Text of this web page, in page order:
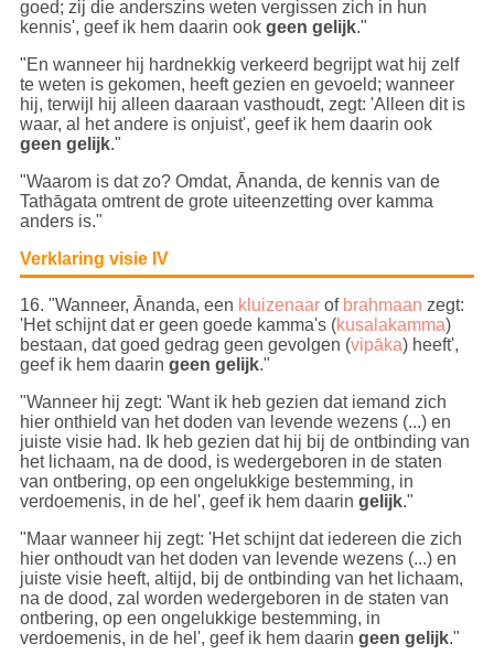
goed; zij die anderszins weten vergissen zich in hun
kennis', geef ik hem daarin ook geen gelijk."
"En wanneer hij hardnekkig verkeerd begrijpt wat hij zelf
te weten is gekomen, heeft gezien en gevoeld; wanneer
hij, terwijl hij alleen daaraan vasthoudt, zegt: 'Alleen dit is
waar, al het andere is onjuist', geef ik hem daarin ook
geen gelijk."
"Waarom is dat zo? Omdat, Ānanda, de kennis van de
Tathāgata omtrent de grote uiteenzetting over kamma
anders is."
Verklaring visie IV
16. "Wanneer, Ānanda, een kluizenaarof brahmaan zegt:
'Het schijnt dat er geen goede kamma's (kusalakamma)
bestaan, dat goed gedrag geen gevolgen (vipāka) heeft',
geef ik hem daarin geen gelijk."
"Wanneer hij zegt: 'Want ik heb gezien dat iemand zich
hier onthield van het doden van levende wezens (...) en
juiste visie had. Ik heb gezien dat hij bij de ontbinding van
het lichaam, na de dood, is wedergeboren in de staten
van ontbering, op een ongelukkige bestemming, in
verdoemenis, in de hel', geef ik hem daarin gelijk."
"Maar wanneer hij zegt: 'Het schijnt dat iedereen die zich
hier onthoudt van het doden van levende wezens (...) en
juiste visie heeft, altijd, bij de ontbinding van het lichaam,
na de dood, zal worden wedergeboren in de staten van
ontbering, op een ongelukkige bestemming, in
verdoemenis, in de hel', geef ik hem daarin geen gelijk."